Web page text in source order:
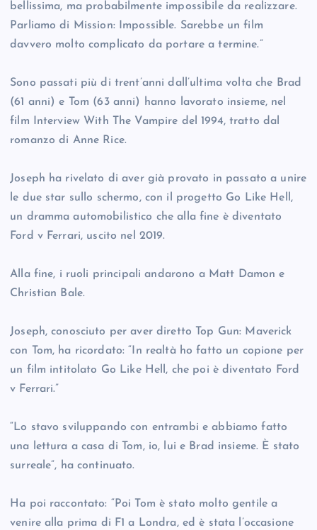
bellissima, ma probabilmente impossibile da realizzare.
Parliamo di Mission: Impossible. Sarebbe un film
davvero molto complicato da portare a termine.”
Sono passati più di trent’anni dall’ultima volta che Brad
(61 anni) e Tom (63 anni) hanno lavorato insieme, nel
film Interview With The Vampire del 1994, tratto dal
romanzo di Anne Rice.
Joseph ha rivelato di aver già provato in passato a unire
le due star sullo schermo, con il progetto Go Like Hell,
un dramma automobilistico che alla fine è diventato
Ford v Ferrari, uscito nel 2019.
Alla fine, i ruoli principali andarono a Matt Damon e
Christian Bale.
Joseph, conosciuto per aver diretto Top Gun: Maverick
con Tom, ha ricordato: “In realtà ho fatto un copione per
un film intitolato Go Like Hell, che poi è diventato Ford
v Ferrari.”
“Lo stavo sviluppando con entrambi e abbiamo fatto
una lettura a casa di Tom, io, lui e Brad insieme. È stato
surreale”, ha continuato.
Ha poi raccontato: “Poi Tom è stato molto gentile a
venire alla prima di F1 a Londra, ed è stata l’occasione